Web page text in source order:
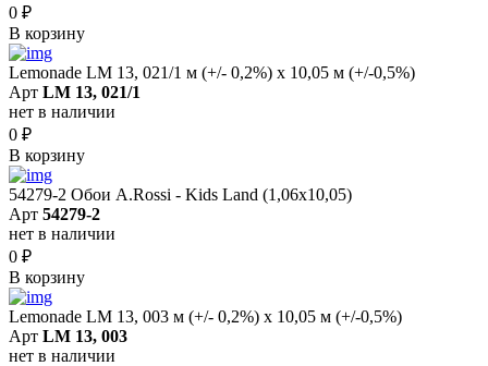
0 ₽
В корзину
Lemonade LM 13, 021/1 м (+/- 0,2%) х 10,05 м (+/-0,5%)
Арт LM 13, 021/1
нет в наличии
0 ₽
В корзину
54279-2 Обои A.Rossi - Kids Land (1,06x10,05)
Арт 54279-2
нет в наличии
0 ₽
В корзину
Lemonade LM 13, 003 м (+/- 0,2%) х 10,05 м (+/-0,5%)
Арт LM 13, 003
нет в наличии